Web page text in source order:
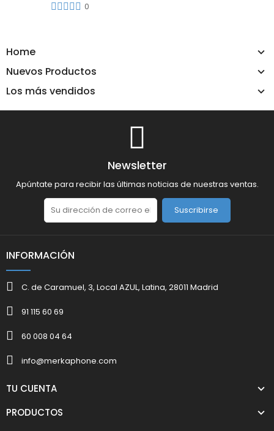
Home
Nuevos Productos
Los más vendidos
0
Newsletter
Apúntate para recibir las últimas noticias de nuestras ventas.
Suscribirse
INFORMACIÓN
C. de Caramuel, 3, Local AZUL, Latina, 28011 Madrid
91 115 60 69
60 008 04 64
info@merkaphone.com
TU CUENTA
PRODUCTOS